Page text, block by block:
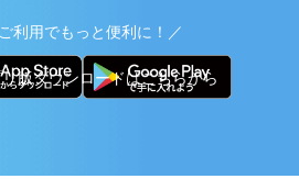
利用でもっと便利に！／
版ダウンロードはこちらから